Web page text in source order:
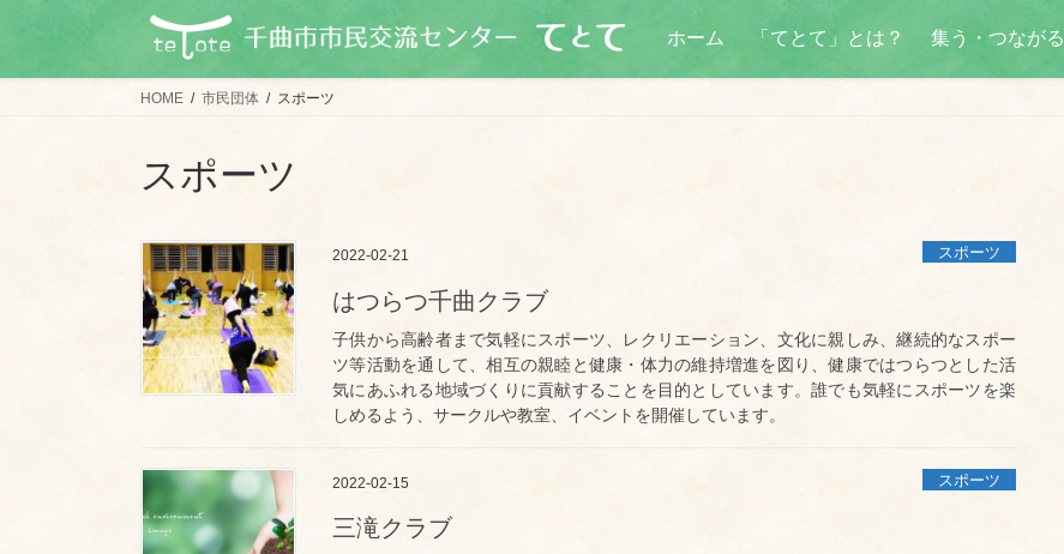
ホーム 「てとて」とは？ 集う・つながる
HOME 市民団体 スポーツ
スポーツ
2022-02-21 スポーツ
はつらつ千曲クラブ
子供から高齢者まで気軽にスポーツ、レクリエーション、文化に親しみ、継続的なスポー
ツ等活動を通して、相互の親睦と健康・体力の維持増進を図り、健康ではつらつとした活
気にあふれる地域づくりに貢献することを目的としています。誰でも気軽にスポーツを楽
しめるよう、サークルや教室、イベントを開催しています。
2022-02-15 スポーツ
三滝クラブ